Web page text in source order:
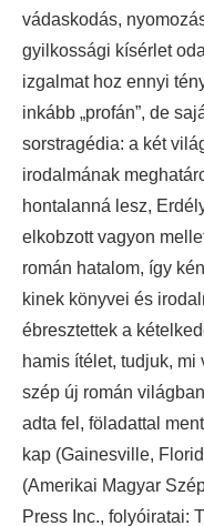
vádaskodás,
gyilkossági kísérlet
izgalmat hoz ennyi
inkább „profán”, de
sorstragédia: a két
irodalmának
hontalanná lesz,
elkobzott vagyon
román hatalom, így
kinek könyvei és
ébresztettek a
hamis ítélet, tudjuk,
szép új román
adta fel, föladattal
kap (Gainesville,
(Amerikai Magyar
Press Inc., folyóiratai: